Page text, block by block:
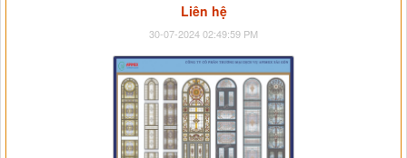
Liên hệ
30-07-2024 02:49:59 PM